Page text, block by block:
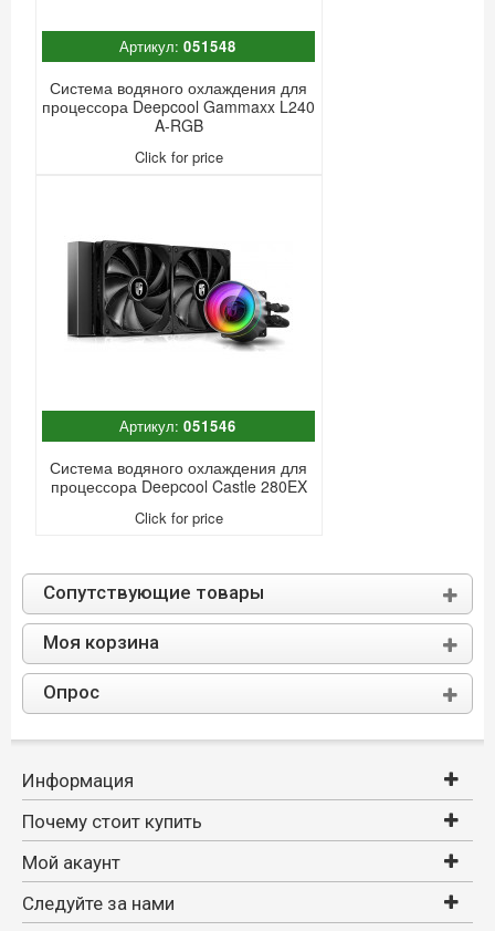
Артикул:051548
Система водяного охлаждения для
процессора Deepcool Gammaxx L240
A-RGB
Click for price
Артикул:051546
Система водяного охлаждения для
процессора Deepcool Castle 280EX
Click for price
Сопутствующие товары
Моя корзина
Опрос
Информация
Почему стоит купить
Мой акаунт
Следуйте за нами